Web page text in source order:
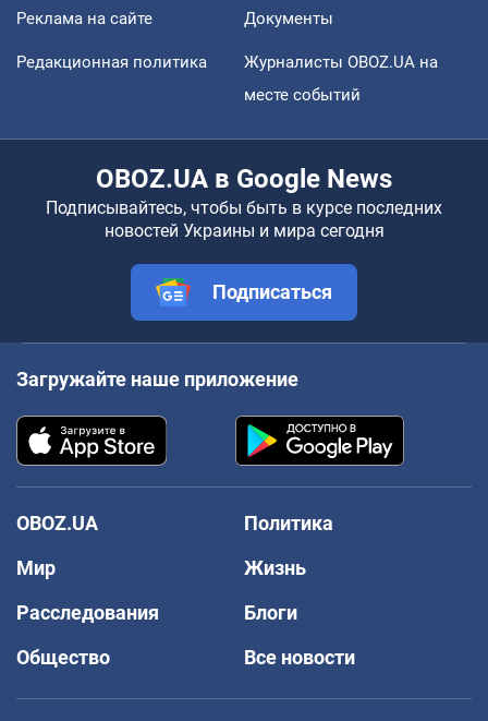
Реклама на сайте Документы
Редакционная политика
Журналисты OBOZ.UA на
месте событий
OBOZ.UA в Google News
Подписывайтесь, чтобы быть в курсе последних
новостей Украины и мира сегодня
Подписаться
Загружайте наше приложение
OBOZ.UA
Политика
Мир
Жизнь
Расследования
Блоги
Общество
Все новости